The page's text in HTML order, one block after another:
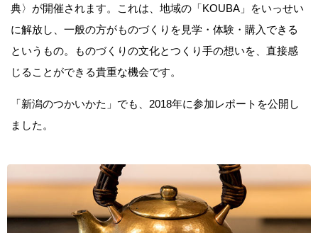
典〉が開催されます。これは、地域の「KOUBA」をいっせい
に解放し、一般の方がものづくりを見学・体験・購入できる
というもの。ものづくりの文化とつくり手の想いを、直接感
じることができる貴重な機会です。
「新潟のつかいかた」でも、2018年に参加レポートを公開し
ました。